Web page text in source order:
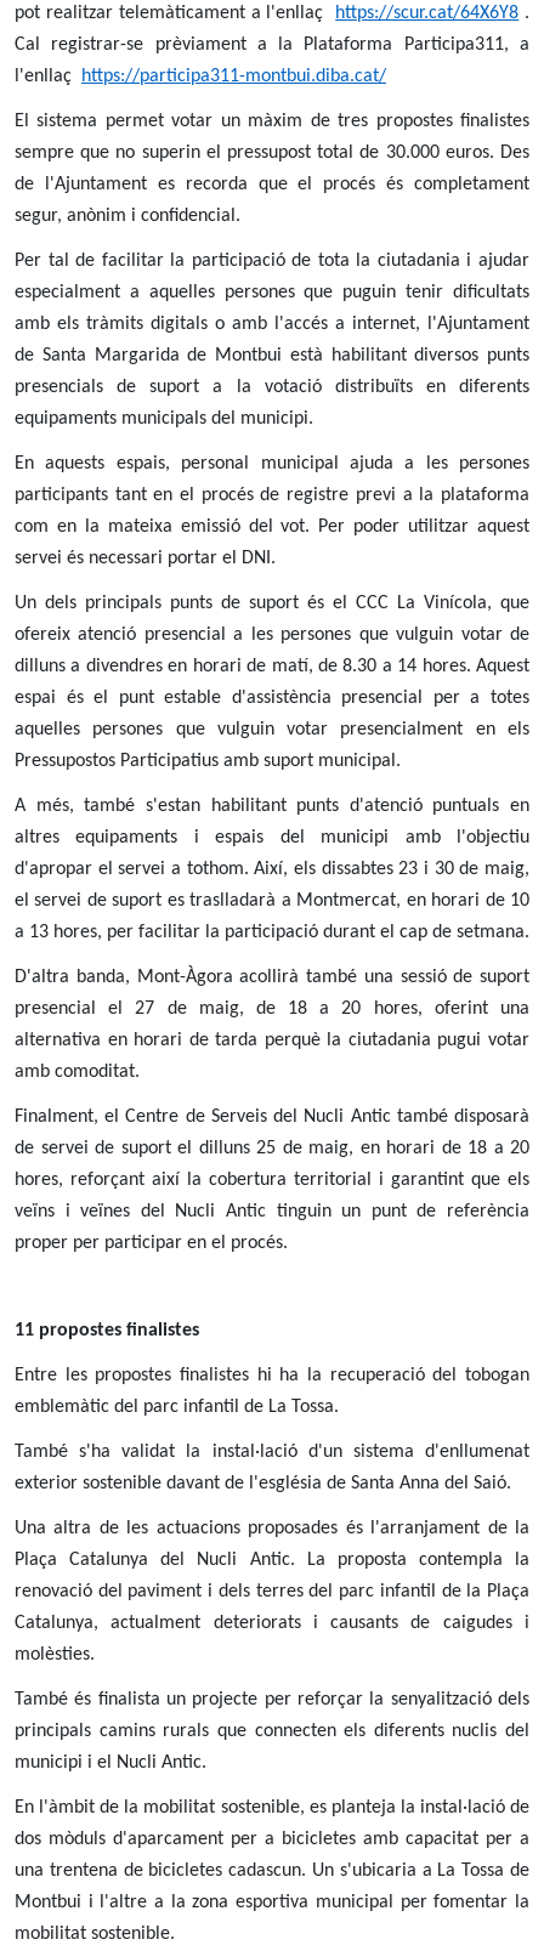
pot realitzar telemàticament a l'enllaç https://scur.cat/64X6Y8 .
Cal registrar-se prèviament a la Plataforma Participa311, a
l'enllaç
https://participa311-montbui.diba.cat/
El sistema permet votar un màxim de tres propostes finalistes
sempre que no superin el pressupost total de 30.000 euros. Des
de l'Ajuntament es recorda que el procés és completament
segur, anònim i confidencial.
Per tal de facilitar la participació de tota la ciutadania i ajudar
especialment a aquelles persones que puguin tenir dificultats
amb els tràmits digitals o amb l'accés a internet, l'Ajuntament
de Santa Margarida de Montbui està habilitant diversos punts
presencials de suport a la votació distribuïts en diferents
equipaments municipals del municipi.
En aquests espais, personal municipal ajuda a les persones
participants tant en el procés de registre previ a la plataforma
com en la mateixa emissió del vot. Per poder utilitzar aquest
servei és necessari portar el DNI.
Un dels principals punts de suport és el CCC La Vinícola, que
ofereix atenció presencial a les persones que vulguin votar de
dilluns a divendres en horari de matí, de 8.30 a 14 hores. Aquest
espai és el punt estable d'assistència presencial per a totes
aquelles persones que vulguin votar presencialment en els
Pressupostos Participatius amb suport municipal.
A més, també s'estan habilitant punts d'atenció puntuals en
altres equipaments i espais del municipi amb l'objectiu
d'apropar el servei a tothom. Així, els dissabtes 23 i 30 de maig,
el servei de suport es traslladarà a Montmercat, en horari de 10
a 13 hores, per facilitar la participació durant el cap de setmana.
D'altra banda, Mont-Àgora acollirà també una sessió de suport
presencial el 27 de maig, de 18 a 20 hores, oferint una
alternativa en horari de tarda perquè la ciutadania pugui votar
amb comoditat.
Finalment, el Centre de Serveis del Nucli Antic també disposarà
de servei de suport el dilluns 25 de maig, en horari de 18 a 20
hores, reforçant així la cobertura territorial i garantint que els
veïns i veïnes del Nucli Antic tinguin un punt de referència
proper per participar en el procés.
11 propostes finalistes
Entre les propostes finalistes hi ha la recuperació del tobogan
emblemàtic del parc infantil de La Tossa.
També s'ha validat la instal·lació d'un sistema d'enllumenat
exterior sostenible davant de l'església de Santa Anna del Saió.
Una altra de les actuacions proposades és l'arranjament de la
Plaça Catalunya del Nucli Antic. La proposta contempla la
renovació del paviment i dels terres del parc infantil de la Plaça
Catalunya, actualment deteriorats i causants de caigudes i
molèsties.
També és finalista un projecte per reforçar la senyalització dels
principals camins rurals que connecten els diferents nuclis del
municipi i el Nucli Antic.
En l'àmbit de la mobilitat sostenible, es planteja la instal·lació de
dos mòduls d'aparcament per a bicicletes amb capacitat per a
una trentena de bicicletes cadascun. Un s'ubicaria a La Tossa de
Montbui i l'altre a la zona esportiva municipal per fomentar la
mobilitat sostenible.